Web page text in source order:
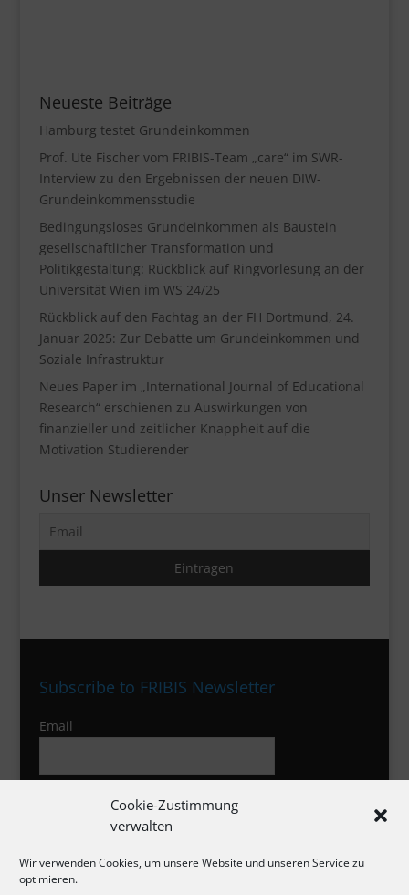
Cookie-Zustimmung
verwalten
Wir verwenden Cookies, um unsere Website und unseren Service zu
optimieren.
Neueste Beiträge
Hamburg testet Grundeinkommen
Prof. Ute Fischer vom FRIBIS-Team „care“ im SWR-
Interview zu den Ergebnissen der neuen DIW-
Grundeinkommensstudie
Bedingungsloses Grundeinkommen als Baustein
gesellschaftlicher Transformation und
Politikgestaltung: Rückblick auf Ringvorlesung an der
Universität Wien im WS 24/25
Rückblick auf den Fachtag an der FH Dortmund, 24.
Januar 2025: Zur Debatte um Grundeinkommen und
Soziale Infrastruktur
Neues Paper im „International Journal of Educational
Research“ erschienen zu Auswirkungen von
finanzieller und zeitlicher Knappheit auf die
Motivation Studierender
Unser Newsletter
Subscribe to FRIBIS Newsletter
Email